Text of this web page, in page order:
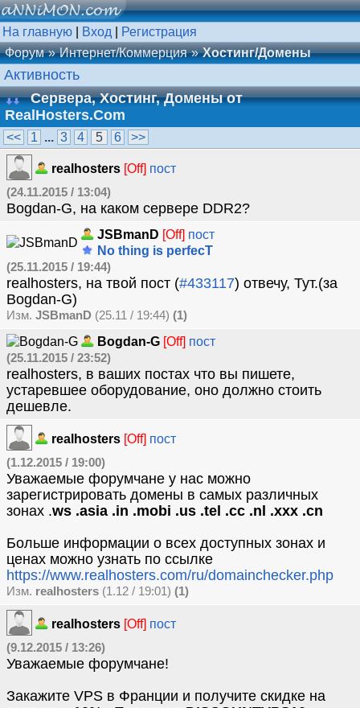
На главную Вход
Регистрация
Форум
Интернет/Коммерция Хостинг/Домены
Активность
Сервера, Хостинг, Домены от
RealHosters.Com
<< 1 ... 3 4 5 6 >>
realhosters [Off] пост
(24.11.2015 / 13:04)
Bogdan-G, на каком сервере DDR2?
JSBmanD [Off] пост
No thing is perfecT
(25.11.2015 / 19:44)
realhosters, на твой пост (#433117) отвечу, Тут.(за
Bogdan-G)
Изм. JSBmanD (25.11 / 19:44) (1)
Bogdan-G [Off] пост
(25.11.2015 / 23:52)
realhosters, в ваших постах что вы пишете,
устаревшее оборудование, оно должно стоить
дешевле.
realhosters [Off] пост
(1.12.2015 / 19:00)
Уважаемые форумчане у нас можно
зарегистрировать домены в самых различных
зонах .ws .asia .in .mobi .us .tel .cc .nl .xxx .cn
Больше информации о всех доступных зонах и
ценах можно узнать по ссылке
https://www.realhosters.com/ru/domainchecker.php
Изм. realhosters (1.12 / 19:01) (1)
realhosters [Off] пост
(9.12.2015 / 13:26)
Уважаемые форумчане!
Закажите VPS в Франции и получите скидкe на